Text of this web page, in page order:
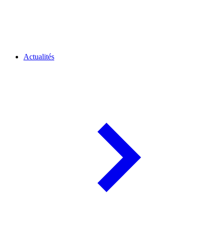
Actualités